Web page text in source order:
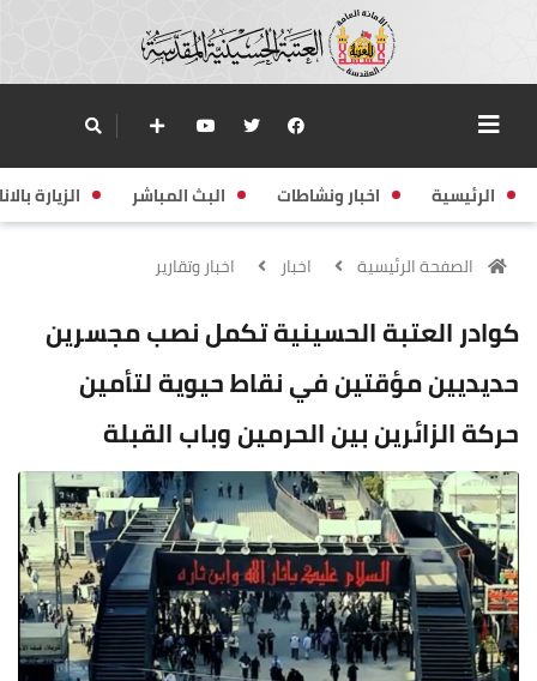
الرئيسية اخبار ونشاطات البث المباشر الزيارة
الصفحة الرئيسية اخبار اخبار وتقارير
كوادر العتبة الحسينية تكمل نصب مجسرين
حديديين مؤقتين في نقاط حيوية لتأمين
حركة الزائرين بين الحرمين وباب القبلة